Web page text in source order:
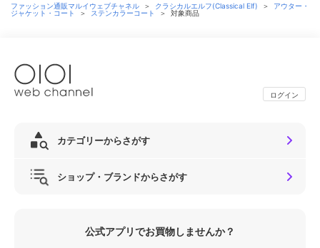
ファッション通販マルイウェブチャネル ＞ クラシカルエルフ(Classical Elf) ＞
アウター・
ジャケット・コート
＞ ステンカラーコート ＞ 対象商品
ログイン
カテゴリーからさがす
ショップ・ブランドからさがす
公式アプリでお買物しませんか？